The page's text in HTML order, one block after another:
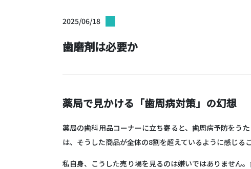
2025/06/18
歯磨剤は必要か
薬局で見かける「歯周病対策」の幻想
薬局の歯科用品コーナーに立ち寄ると、歯周病予防をう
は、そうした商品が全体の8割を超えているように感じる
私自身、こうした売り場を見るのは嫌いではありません